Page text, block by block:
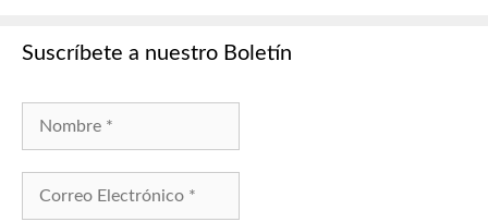
Suscríbete a nuestro Boletín